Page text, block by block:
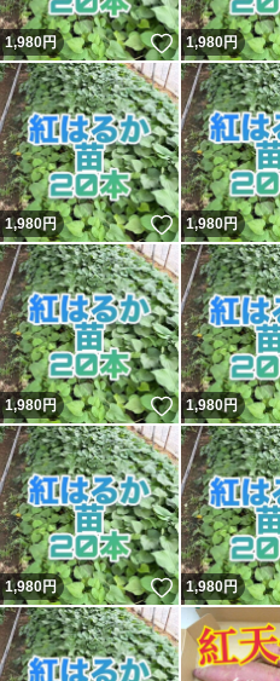
1,980円 いいね！
1,980円
1,980円 いいね！
1,980円
1,980円 いいね！
1,980円
1,980円 いいね！
1,980円